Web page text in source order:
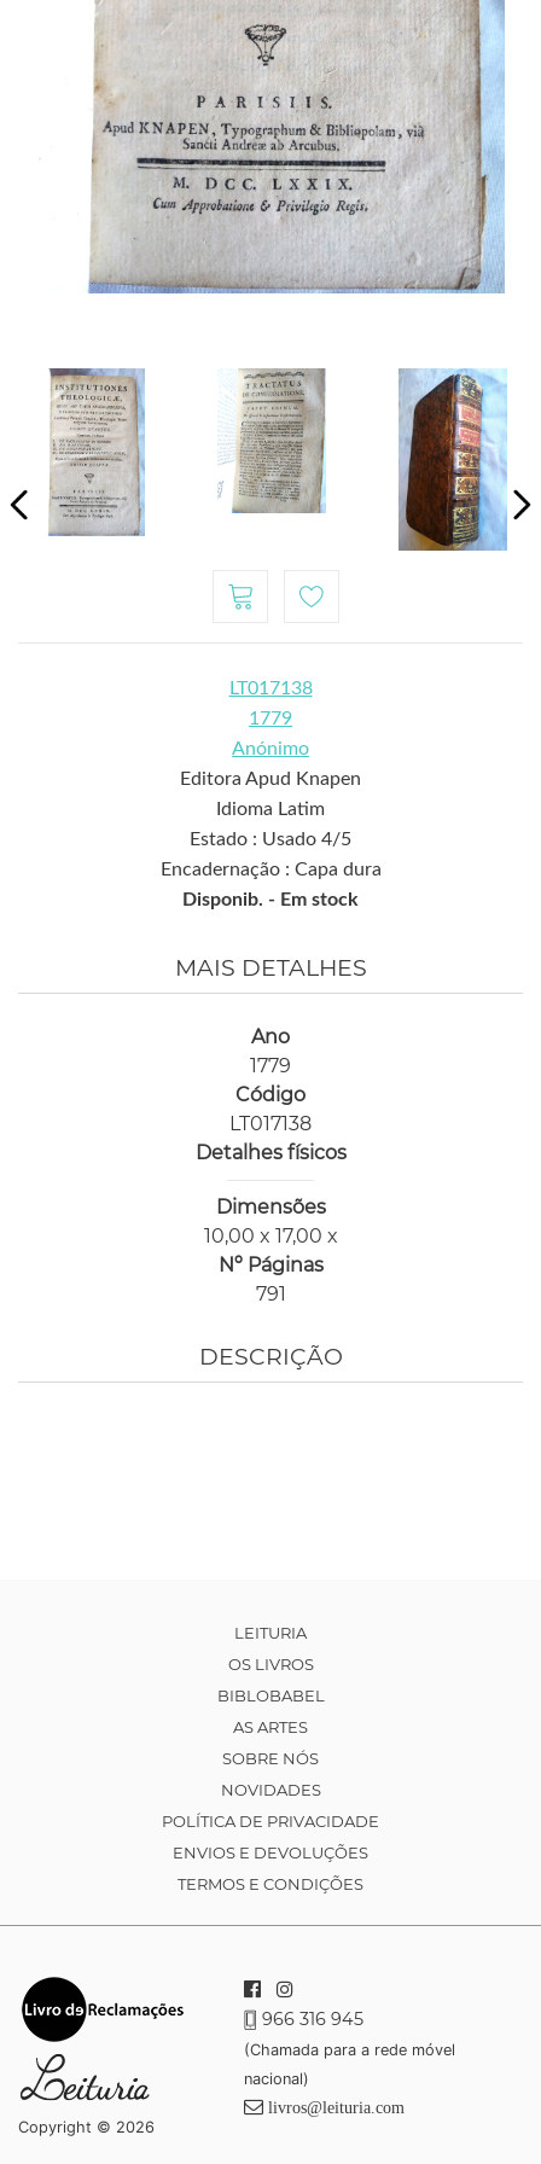
LT017138
1779
Anónimo
Editora Apud Knapen
Idioma Latim
Estado : Usado 4/5
Encadernação : Capa dura
Disponib. - Em stock
MAIS DETALHES
Ano
1779
Código
LT017138
Detalhes físicos
Dimensões
10,00 x 17,00 x
Nº Páginas
791
DESCRIÇÃO
LEITURIA
OS LIVROS
BIBLOBABEL
AS ARTES
SOBRE NÓS
NOVIDADES
POLÍTICA DE PRIVACIDADE
ENVIOS E DEVOLUÇÕES
TERMOS E CONDIÇÕES
Copyright © 2026
966 316 945
(Chamada para a rede móvel
nacional)
livros@leituria.com